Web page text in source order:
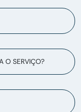
O SERVIÇO?